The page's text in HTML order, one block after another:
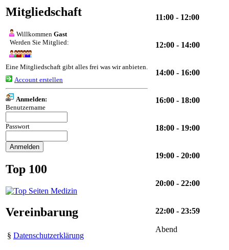
Mitgliedschaft
Willkommen Gast
Werden Sie Mitglied:
Eine Mitgliedschaft gibt alles frei was wir anbieten.
Account erstellen
Anmelden:
Benutzername
Passwort
Top 100
Vereinbarung
§ Datenschutzerklärung
11:00 - 12:00
12:00 - 14:00
14:00 - 16:00
16:00 - 18:00
18:00 - 19:00
19:00 - 20:00
20:00 - 22:00
22:00 - 23:59
Abend